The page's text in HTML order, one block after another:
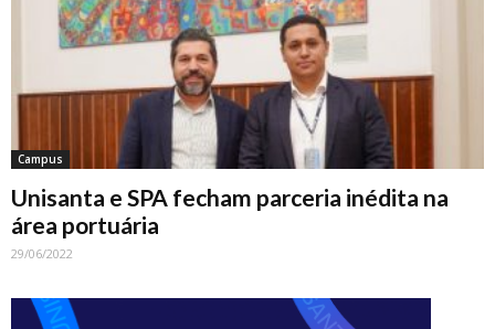
Campus
Unisanta e SPA fecham parceria inédita na
área portuária
29/06/2022